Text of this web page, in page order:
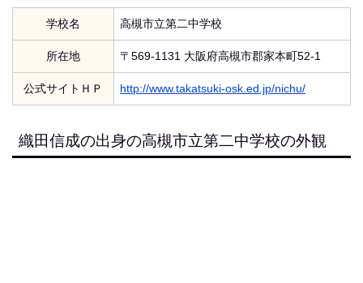
学校名 高槻市立第二中学校
所在地 〒569-1131 大阪府高槻市郡家本町52-1
公式サイトＨＰ http://www.takatsuki-osk.ed.jp/nichu/
織田信成の出身の高槻市立第二中学校の外観